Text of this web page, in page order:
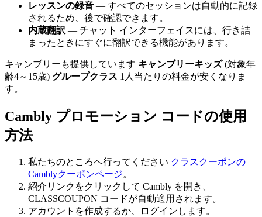
レッスンの録音 — すべてのセッションは自動的に記録
されるため、後で確認できます。
内蔵翻訳 — チャット インターフェイスには、行き詰
まったときにすぐに翻訳できる機能があります。
キャンブリーも提供しています キャンブリーキッズ(対象年
齢4～15歳) グループクラス 1人当たりの料金が安くなりま
す。
Cambly プロモーション コードの使用
方法
私たちのところへ行ってください クラスクーポンの
Camblyクーポンページ。
紹介リンクをクリックして Cambly を開き、
CLASSCOUPON コードが自動適用されます。
アカウントを作成するか、ログインします。